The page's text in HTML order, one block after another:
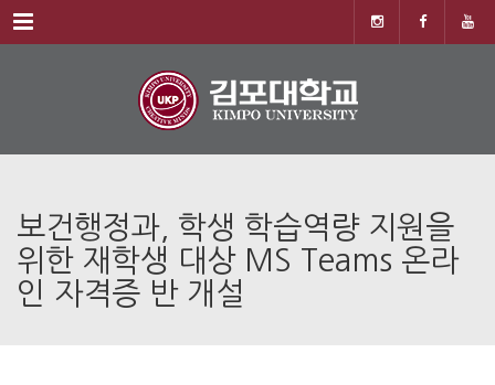
Menu
보건행정과, 학생 학습역량 지원을
위한 재학생 대상 MS Teams 온라
인 자격증 반 개설